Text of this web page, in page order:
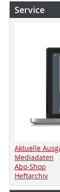
Service
Aktuelle
Mediadaten
Abo-Shop
Heftarchiv